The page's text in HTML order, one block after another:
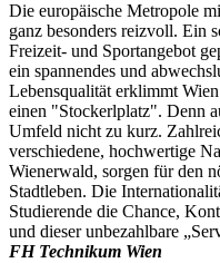
Die europäische Metropole
ganz besonders reizvoll. Ein
Freizeit- und Sportangebot
ein spannendes und
Lebensqualität erklimmt
einen "Stockerlplatz". Denn
Umfeld nicht zu kurz.
verschiedene, hochwertige
Wienerwald, sorgen für den
Stadtleben. Die
Studierende die Chance,
und dieser unbezahlbare
FH Technikum Wien